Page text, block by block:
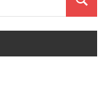
Search